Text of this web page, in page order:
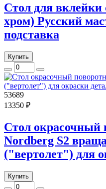
Стол для вклейки
хром) Русский
подставка
Купить
53689
13350 ₽
Стол окрасочный
Nordberg S2
("вертолет") для
Купить